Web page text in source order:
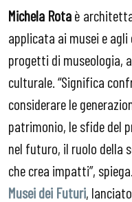
Michela Rotaè
applicata ai musei e
progetti di museologia,
culturale. “Significa
considerare le
patrimonio, le sfide del
nel futuro, il ruolo della
che crea impatti”,
Musei dei Futuri,